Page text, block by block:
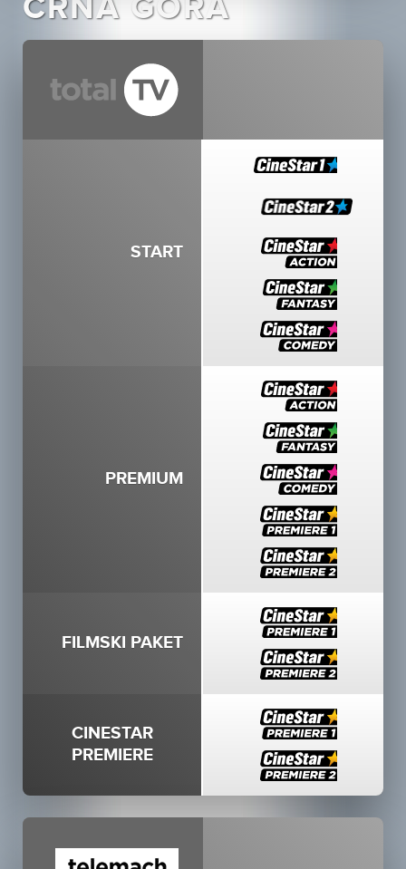
CRNA GORA
START
PREMIUM
FILMSKI PAKET
CINESTAR
PREMIERE